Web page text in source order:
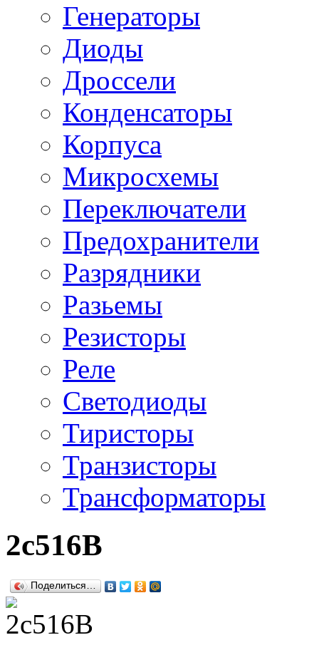
Генераторы
Диоды
Дроссели
Конденсаторы
Корпуса
Микросхемы
Переключатели
Предохранители
Разрядники
Разьемы
Резисторы
Реле
Светодиоды
Тиристоры
Транзисторы
Трансформаторы
2с516В
Поделиться…